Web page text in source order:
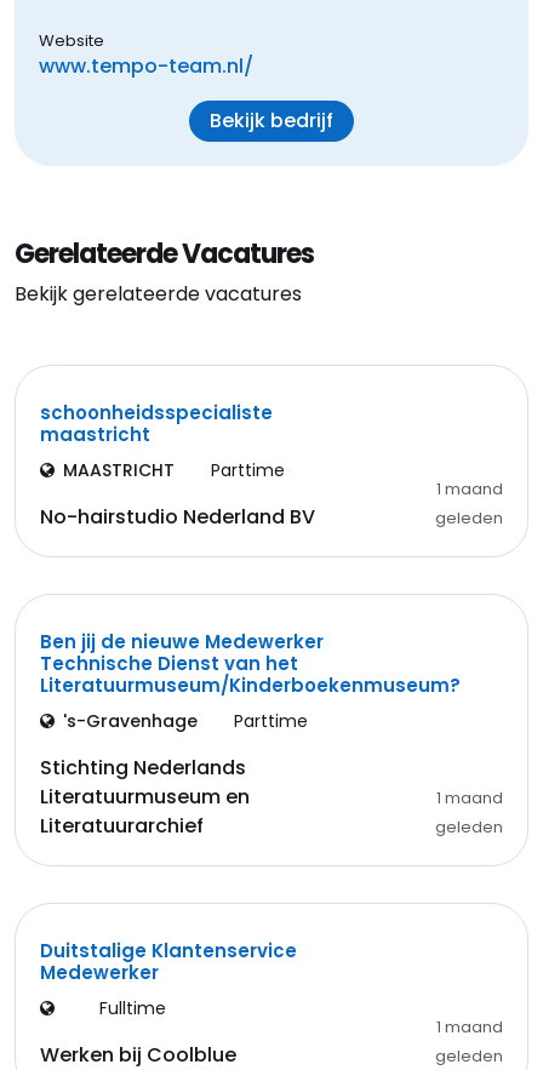
Website
www.tempo-team.nl/
Bekijk bedrijf
Gerelateerde Vacatures
Bekijk gerelateerde vacatures
schoonheidsspecialiste
maastricht
MAASTRICHT Parttime
No-hairstudio Nederland BV
1 maand
geleden
Ben jij de nieuwe Medewerker
Technische Dienst van het
Literatuurmuseum/Kinderboekenmuseum?
's-Gravenhage Parttime
Stichting Nederlands
Literatuurmuseum en
Literatuurarchief
1 maand
geleden
Duitstalige Klantenservice
Medewerker
Fulltime
Werken bij Coolblue
1 maand
geleden